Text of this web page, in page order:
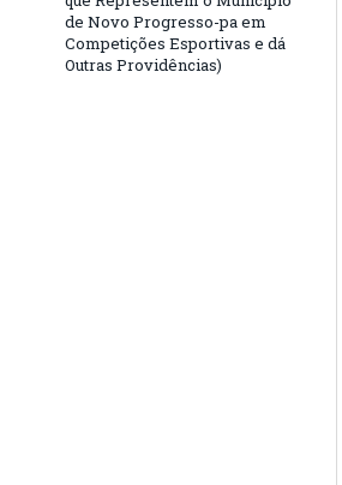
de Novo Progresso-pa em
Competições Esportivas e dá
Outras Providências)